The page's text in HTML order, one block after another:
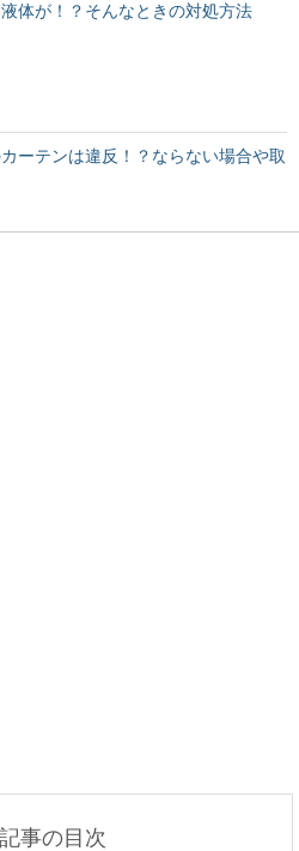
体が！？そんなときの対処方法
ーテンは違反！？ならない場合や取
事の目次